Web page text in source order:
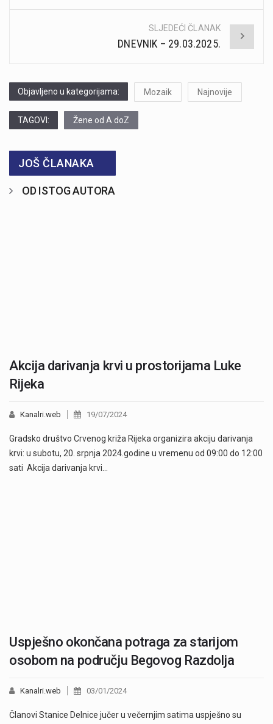
SLJEDEĆI ČLANAK
DNEVNIK – 29.03.2025.
Objavljeno u kategorijama: Mozaik Najnovije
TAGOVI: Žene od A doZ
JOŠ ČLANAKA
OD ISTOG AUTORA
Akcija darivanja krvi u prostorijama Luke
Rijeka
Kanalri.web 19/07/2024
Gradsko društvo Crvenog križa Rijeka organizira akciju darivanja
krvi: u subotu, 20. srpnja 2024.godine u vremenu od 09:00 do 12:00
sati Akcija darivanja krvi…
Uspješno okončana potraga za starijom
osobom na području Begovog Razdolja
Kanalri.web 03/01/2024
Članovi Stanice Delnice jučer u večernjim satima uspješno su